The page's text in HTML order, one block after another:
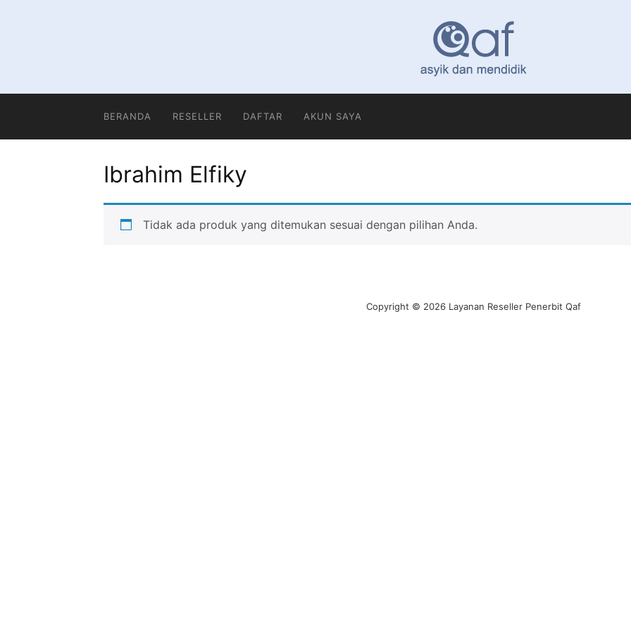
BERANDA RESELLER DAFTAR AKUN SAYA
Ibrahim Elfiky
Tidak ada produk yang ditemukan sesuai dengan pilihan Anda.
Copyright © 2026 Layanan Reseller Penerbit Qaf